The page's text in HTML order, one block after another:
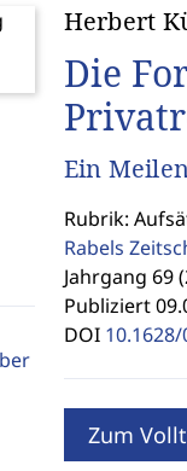
Herbert
Die
Ein
Rubrik:
Rabels
Jahrgang 69
Publiziert
DOI
Zum